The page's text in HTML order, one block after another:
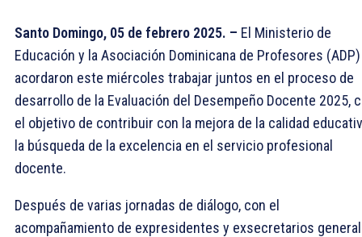
Santo Domingo, 05 de febrero 2025. – El Ministerio de
Educación y la Asociación Dominicana de Profesores (ADP)
acordaron este miércoles trabajar juntos en el proceso de
desarrollo de la Evaluación del Desempeño Docente 2025,
el objetivo de contribuir con la mejora de la calidad
la búsqueda de la excelencia en el servicio profesional
docente.
Después de varias jornadas de diálogo, con el
acompañamiento de expresidentes y exsecretarios